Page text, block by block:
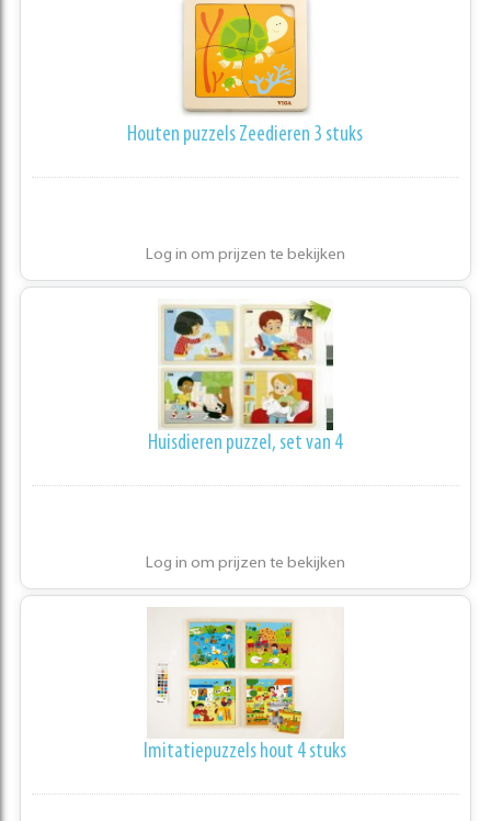
Houten puzzels Zeedieren 3 stuks
Log in om prijzen te bekijken
Huisdieren puzzel, set van 4
Log in om prijzen te bekijken
Imitatiepuzzels hout 4 stuks